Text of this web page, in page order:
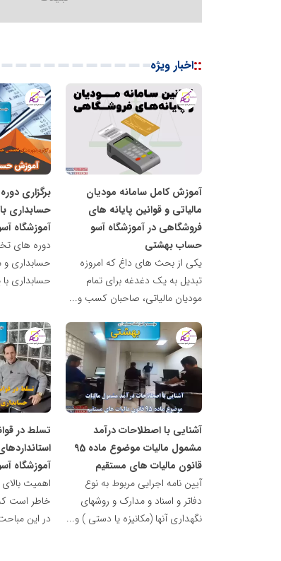
::اخبار ویژه
آموزش کامل سامانه مودیان
مالیاتی و قوانین پایانه های
فروشگاهی در آموزشگاه آسو
حساب بهشتی
یکی از بحث های داغ که امروزه
تبدیل به یک دغدغه برای تمام
مودیان مالیاتی، صاحبان کسب و...
آکادمی
حسابداری
بهشتی
برگزاری
حسابداری
آموزشگاه
دوره های
حسابداری و
حسابداری با
آکادمی
تخصصی
حسابداری
بهشتی
آشنایی با اصطلاحات درآمد
مشمول مالیات موضوع ماده 95
قانون مالیات های مستقیم
آیین نامه اجرایی مربوط به نوع
دفاتر و اسناد و مدارک و روشهای
نگهداری آنها (‌مکانیزه یا دستی ) و...
آکادمی
تخصصی
حسابداری
بهشتی
تسلط در
آموزشگاه
اهمیت
خاطر است
در این
آکادمی
تخصصی
حسابداری
بهشتی